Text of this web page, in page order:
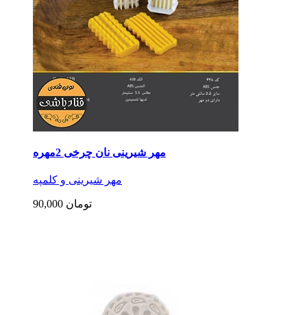
مهر شیرینی نان چرخی 2مهره
مهر شیرینی و کلمپه
90,000 تومان